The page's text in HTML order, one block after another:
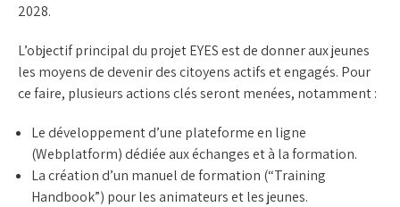
2028.
L’objectif principal du projet EYES est de donner aux jeunes
les moyens de devenir des citoyens actifs et engagés. Pour
ce faire, plusieurs actions clés seront menées, notamment :
Le développement d’une plateforme en ligne
(Webplatform) dédiée aux échanges et à la formation.
La création d’un manuel de formation (“Training
Handbook”) pour les animateurs et les jeunes.